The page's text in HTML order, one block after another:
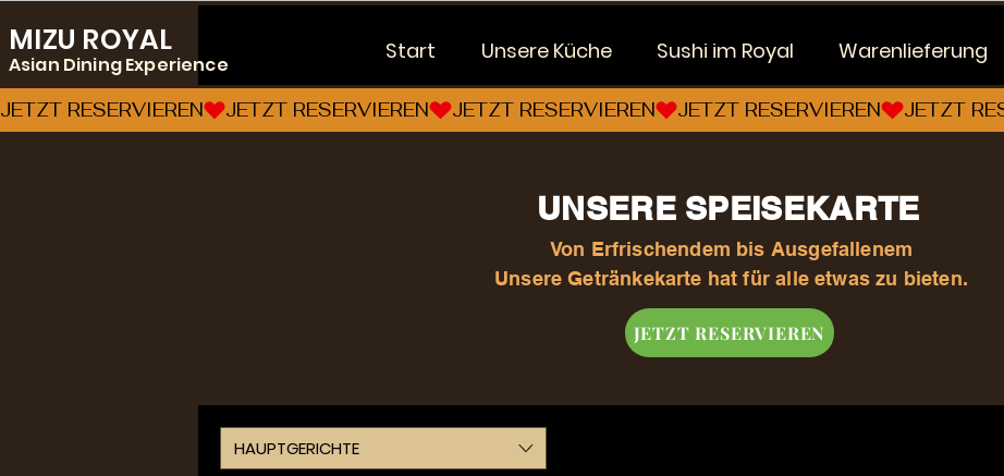
Start Unsere Küche Sushi im Royal Warenlieferung
MIZU ROYAL
Asian Dining Experience
JETZT RESERVIEREN
UNSERE SPEISEKARTE
Von Erfrischendem bis Ausgefallenem
Unsere Getränkekarte hat für alle etwas zu bieten.
JETZT RESERVIEREN
HAUPTGERICHTE